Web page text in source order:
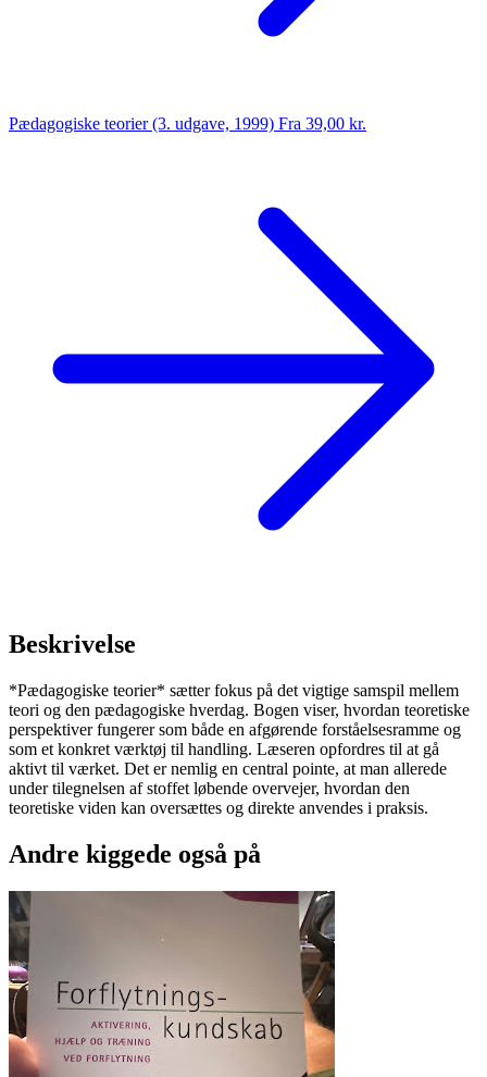
Pædagogiske teorier (3. udgave, 1999) Fra 39,00 kr.
Beskrivelse
*Pædagogiske teorier* sætter fokus på det vigtige samspil mellem
teori og den pædagogiske hverdag. Bogen viser, hvordan teoretiske
perspektiver fungerer som både en afgørende forståelsesramme og
som et konkret værktøj til handling. Læseren opfordres til at gå
aktivt til værket. Det er nemlig en central pointe, at man allerede
under tilegnelsen af stoffet løbende overvejer, hvordan den
teoretiske viden kan oversættes og direkte anvendes i praksis.
Andre kiggede også på